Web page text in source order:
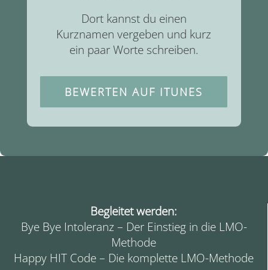
Dort kannst du einen
Kurznamen vergeben und kurz
ein paar Worte schreiben.
BEWERTEN AUF ITUNES
Begleitet werden:
Bye Bye Intoleranz – Der Einstieg in die LMO-
Methode
Happy HIT Code – Die komplette LMO-Methode